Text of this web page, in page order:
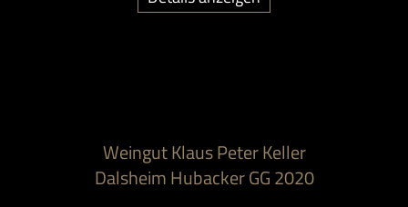
Weingut Klaus Peter Keller
Dalsheim Hubacker GG 2020